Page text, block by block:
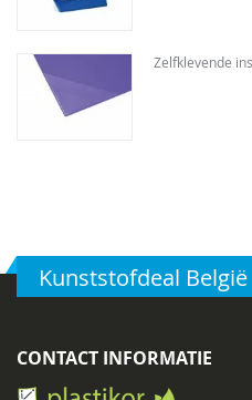
Zelfklevende
Kunststofdeal België
CONTACT INFORMATIE